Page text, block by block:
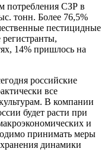
потребления СЗР в
тонн. Более 76,5%
пестицидные
14% пришлось на
российские
все
В компании
будет расти при
и
принимать меры
динамики